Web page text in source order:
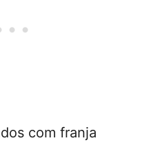
com franja